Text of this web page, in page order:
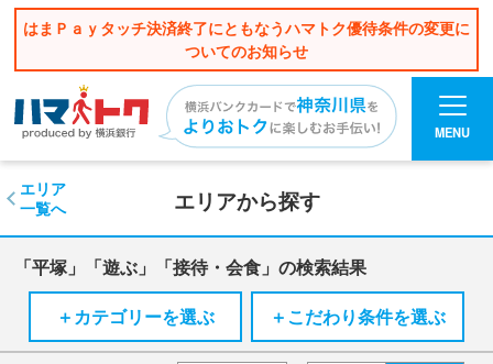
はまＰａｙタッチ決済終了にともなうハマトク優待条件の変更に
ついてのお知らせ
MENU
エリアから探す
エリア
一覧へ
「平塚」「遊ぶ」「接待・会食」の検索結果
＋カテゴリーを選ぶ
＋こだわり条件を選ぶ